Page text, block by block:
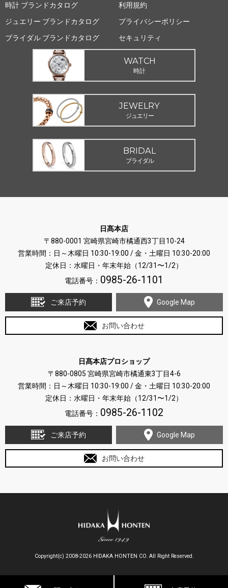
時計 ブランドカタログ
ジュエリー ブランドカタログ
ブライダル ブランドカタログ
利用規約
プライバシーポリシー
セキュリティ
WATCH
時計
JEWELRY
ジュエリー
BRIDAL
ブライダル
日髙本店
〒880-0001 宮崎県宮崎市橘通西3丁目10-24
営業時間：日～木曜日 10:30-19:00 / 金・土曜日 10:30-20:00
定休日：水曜日・年末年始（12/31〜1/2）
電話番号： 0985-26-1101
ご来店予約 Google Map
お問い合わせ
日髙本店プロショップ
〒880-0805 宮崎県宮崎市橘通東3丁目4-6
営業時間：日～木曜日 10:30-19:00 / 金・土曜日 10:30-20:00
定休日：水曜日・年末年始（12/31〜1/2）
電話番号： 0985-26-1102
ご来店予約 Google Map
お問い合わせ
Copyright(c) 2008-2026 HIDAKA HONTEN CO. All Right Reserved.